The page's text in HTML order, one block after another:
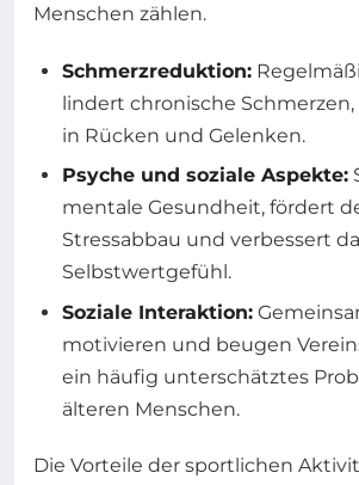
Menschen zählen.
Schmerzreduktion:
lindert chronische
in Rücken und Gelenken.
Psyche und soziale Aspekte:
mentale Gesundheit, fördert
Stressabbau und verbessert
Selbstwertgefühl.
Soziale Interaktion:
motivieren und beugen
ein häufig unterschätztes
älteren Menschen.
Die Vorteile der sportlichen